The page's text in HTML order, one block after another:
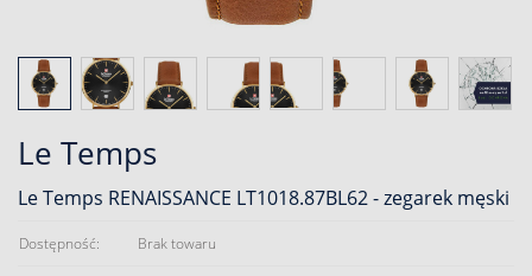
Le Temps
Le Temps RENAISSANCE LT1018.87BL62 - zegarek męski
Dostępność: Brak towaru